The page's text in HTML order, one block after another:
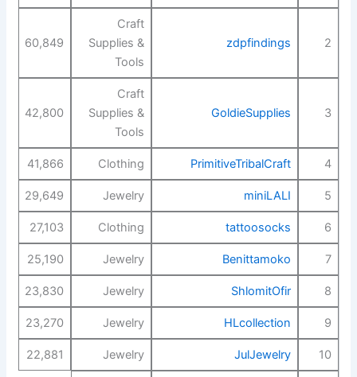
2
zdpfindings
Craft
Supplies &
Tools
60,849
3
GoldieSupplies
Craft
Supplies &
Tools
42,800
4
PrimitiveTribalCraft
Clothing
41,866
5
miniLALI
Jewelry
29,649
6
tattoosocks
Clothing
27,103
7
Benittamoko
Jewelry
25,190
8
ShlomitOfir
Jewelry
23,830
9
HLcollection
Jewelry
23,270
10
JulJewelry
Jewelry
22,881